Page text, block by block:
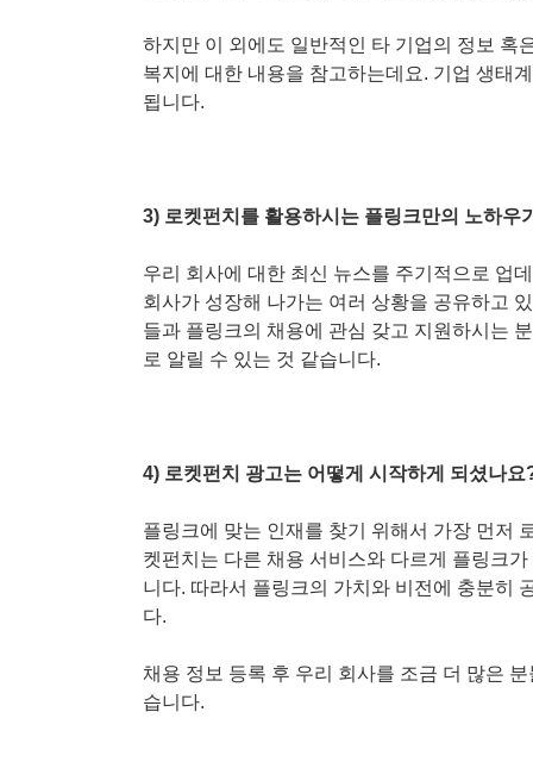
하지만 이 외에도 일반적인 타 기업의 정보 혹
복지에 대한 내용을 참고하는데요. 기업 생태
됩니다.
3) 로켓펀치를 활용하시는 플링크만의 노하우
우리 회사에 대한 최신 뉴스를 주기적으로 업
회사가 성장해 나가는 여러 상황을 공유하고
들과 플링크의 채용에 관심 갖고 지원하시는
로 알릴 수 있는 것 같습니다.
4) 로켓펀치 광고는 어떻게 시작하게 되셨나요
플링크에 맞는 인재를 찾기 위해서 가장 먼저
켓펀치는 다른 채용 서비스와 다르게 플링크
니다. 따라서 플링크의 가치와 비전에 충분히
다.
채용 정보 등록 후 우리 회사를 조금 더 많은
습니다.